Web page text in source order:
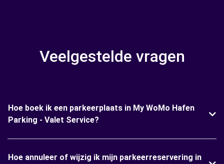
Veelgestelde vragen
Hoe boek ik een parkeerplaats in My WoMo Hafen
Parking - Valet Service?
Hoe annuleer of wijzig ik mijn parkeerreservering in